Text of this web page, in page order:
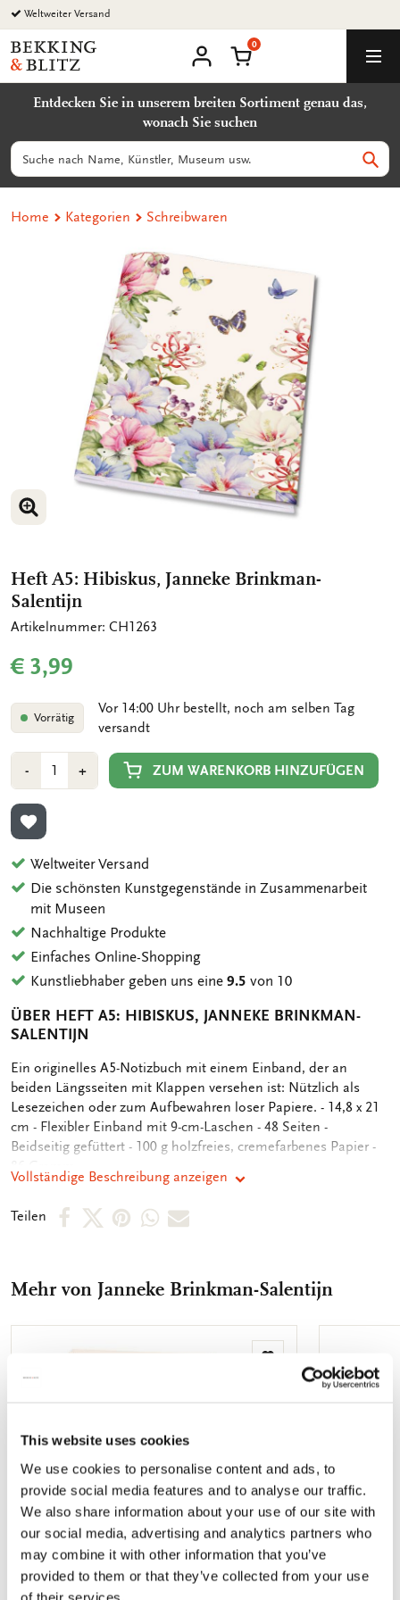
This website uses cookies
We use cookies to personalise content and ads, to
provide social media features and to analyse our traffic.
We also share information about your use of our site with
our social media, advertising and analytics partners who
may combine it with other information that you’ve
provided to them or that they’ve collected from your use
of their services.
Zurück
zum
Inhalt
Weltweiter Versand
Bekking
&
Uitgevers
Warenkorb
0
Entdecken Sie in unserem breiten Sortiment genau das,
wonach Sie suchen
Suchen
Home Kategorien Schreibwaren
BILD VERGRÖSSERN
Heft A5: Hibiskus, Janneke Brinkman-
Salentijn
Artikelnummer: CH1263
€ 3,99
Vorrätig
Vor 14:00 Uhr bestellt, noch am selben Tag
versandt
-Min
1
Anzahl
+Plus
1
ZUM WARENKORB HINZUFÜGEN
ZUR WUNSCHLISTE HINZUFÜGEN
Weltweiter Versand
Die schönsten Kunstgegenstände in Zusammenarbeit
mit Museen
Nachhaltige Produkte
Einfaches Online-Shopping
Kunstliebhaber geben uns eine9.5 von 10
ÜBER HEFT A5: HIBISKUS, JANNEKE BRINKMAN-
SALENTIJN
OMSCHRIJVING
Ein originelles A5-Notizbuch mit einem Einband, der an
beiden Längsseiten mit Klappen versehen ist: Nützlich als
Lesezeichen oder zum Aufbewahren loser Papiere. - 14,8 x 21
cm - Flexibler Einband mit 9-cm-Laschen - 48 Seiten -
Beidseitig gefüttert - 100 g holzfreies, cremefarbenes Papier -
Vollständige Beschreibung anzeigen
Teilen
Per Per Per PerPer
teilen
Mehr von Janneke Brinkman-Salentijn
Wunschliste